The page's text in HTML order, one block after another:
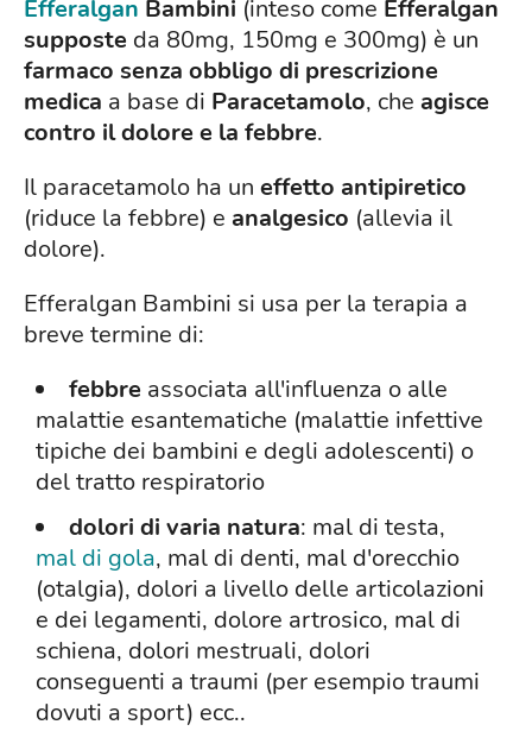
Efferalgan Bambini (inteso come Efferalgan
supposte da 80mg, 150mg e 300mg) è un
farmaco senza obbligo di prescrizione
medica a base di Paracetamolo, che agisce
contro il dolore e la febbre.
Il paracetamolo ha un effetto antipiretico
(riduce la febbre) e analgesico (allevia il
dolore).
Efferalgan Bambini si usa per la terapia a
breve termine di:
febbre associata all'influenza o alle
malattie esantematiche (malattie infettive
tipiche dei bambini e degli adolescenti) o
del tratto respiratorio
dolori di varia natura: mal di testa,
mal di gola, mal di denti, mal d'orecchio
(otalgia), dolori a livello delle articolazioni
e dei legamenti, dolore artrosico, mal di
schiena, dolori mestruali, dolori
conseguenti a traumi (per esempio traumi
dovuti a sport) ecc..